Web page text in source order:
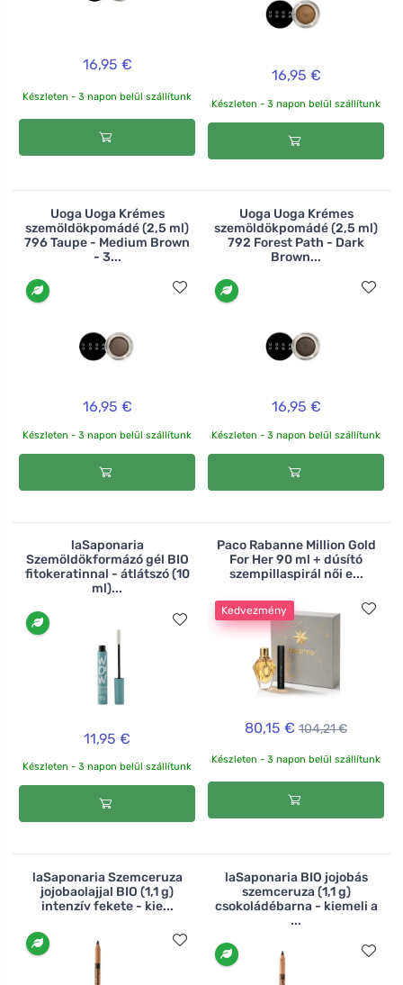
16,95 €
Készleten - 3 napon belül szállítunk
16,95 €
Készleten - 3 napon belül szállítunk
Uoga Uoga Krémes
szemöldökpomádé (2,5 ml)
796 Taupe - Medium Brown
- 3...
16,95 €
Készleten - 3 napon belül szállítunk
Uoga Uoga Krémes
szemöldökpomádé (2,5 ml)
792 Forest Path - Dark
Brown...
16,95 €
Készleten - 3 napon belül szállítunk
laSaponaria
Szemöldökformázó gél BIO
fitokeratinnal - átlátszó (10
ml)...
11,95 €
Készleten - 3 napon belül szállítunk
Paco Rabanne Million Gold
For Her 90 ml + dúsító
szempillaspirál női e...
Kedvezmény
80,15 € 104,21 €
Készleten - 3 napon belül szállítunk
laSaponaria Szemceruza
jojobaolajjal BIO (1,1 g)
intenzív fekete - kie...
laSaponaria BIO jojobás
szemceruza (1,1 g)
csokoládébarna - kiemeli a
...